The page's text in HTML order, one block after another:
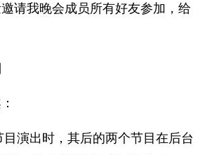
请我晚会成员所有好友参加，给
目演出时，其后的两个节目在后台